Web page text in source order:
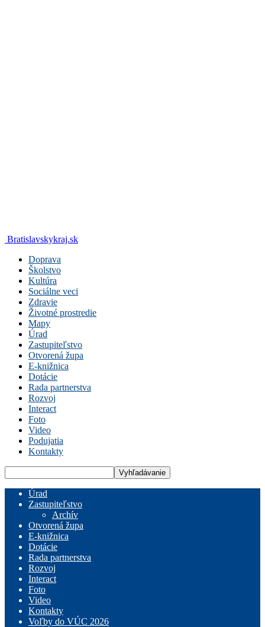
Bratislavskykraj.sk
Doprava
Školstvo
Kultúra
Sociálne veci
Zdravie
Životné prostredie
Mapy
Úrad
Zastupiteľstvo
Otvorená župa
E-knižnica
Dotácie
Rada partnerstva
Rozvoj
Interact
Foto
Video
Podujatia
Kontakty
Úrad
Zastupiteľstvo
Archív
Otvorená župa
E-knižnica
Dotácie
Rada partnerstva
Rozvoj
Interact
Foto
Video
Kontakty
Voľby do VÚC 2026